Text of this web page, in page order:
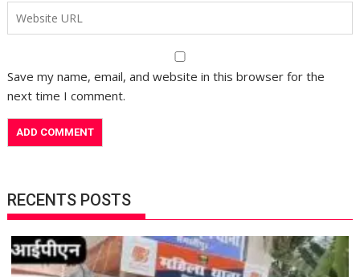
Save my name, email, and website in this browser for the
next time I comment.
RECENTS POSTS